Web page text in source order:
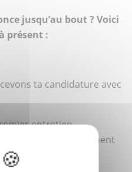
jusqu’au bout ? Voici
présent :
ta candidature avec
entretien
l’équipe recrutement